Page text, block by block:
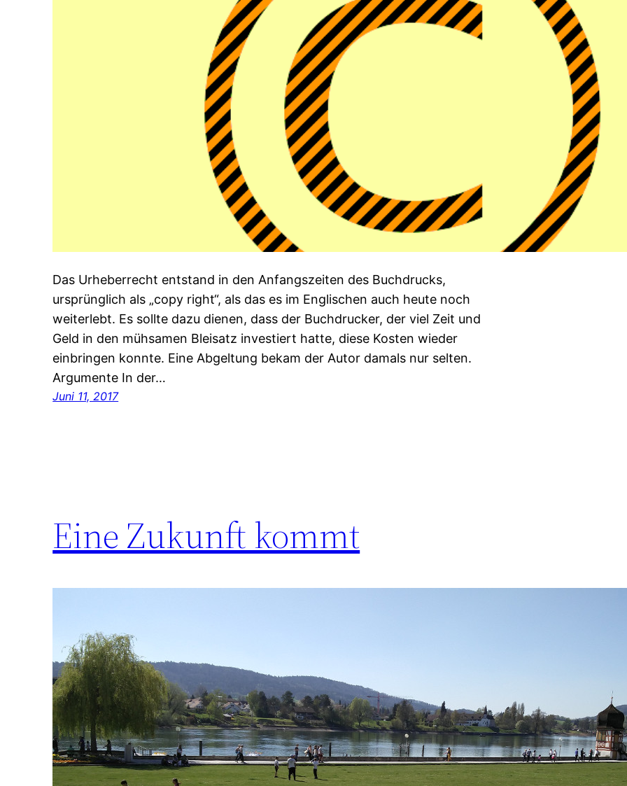
Das Urheberrecht entstand in den Anfangszeiten des Buchdrucks,
ursprünglich als „copy right“, als das es im Englischen auch heute noch
weiterlebt. Es sollte dazu dienen, dass der Buchdrucker, der viel Zeit und
Geld in den mühsamen Bleisatz investiert hatte, diese Kosten wieder
einbringen konnte. Eine Abgeltung bekam der Autor damals nur selten.
Argumente In der…
Juni 11, 2017
Eine Zukunft kommt